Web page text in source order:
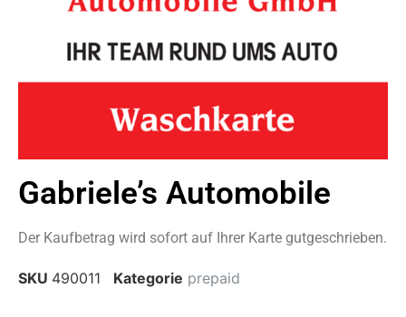
Gabriele’s Automobile
Der Kaufbetrag wird sofort auf Ihrer Karte gutgeschrieben.
SKU 490011 Kategorie prepaid